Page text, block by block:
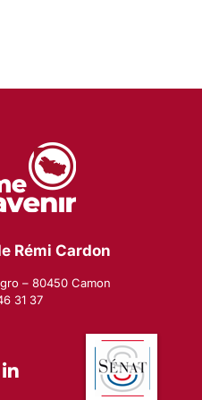
Rémi Cardon
– 80450 Camon
31 37